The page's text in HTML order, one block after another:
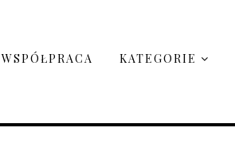
WSPÓŁPRACA KATEGORIE